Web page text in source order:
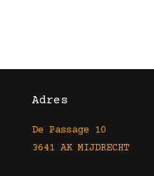
Adres
De Passage 10
3641 AK MIJDRECHT